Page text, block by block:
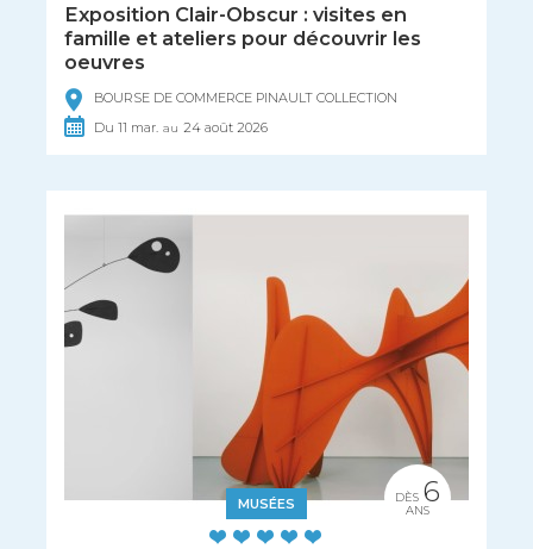
Exposition Clair-Obscur : visites en
famille et ateliers pour découvrir les
oeuvres
BOURSE DE COMMERCE PINAULT COLLECTION
Du11 mar. au 24août 2026
MUSÉES DÈS 6
ANS